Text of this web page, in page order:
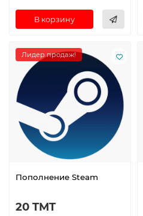
В корзину
Лидер продаж!
Пополнение Steam
20 TMT